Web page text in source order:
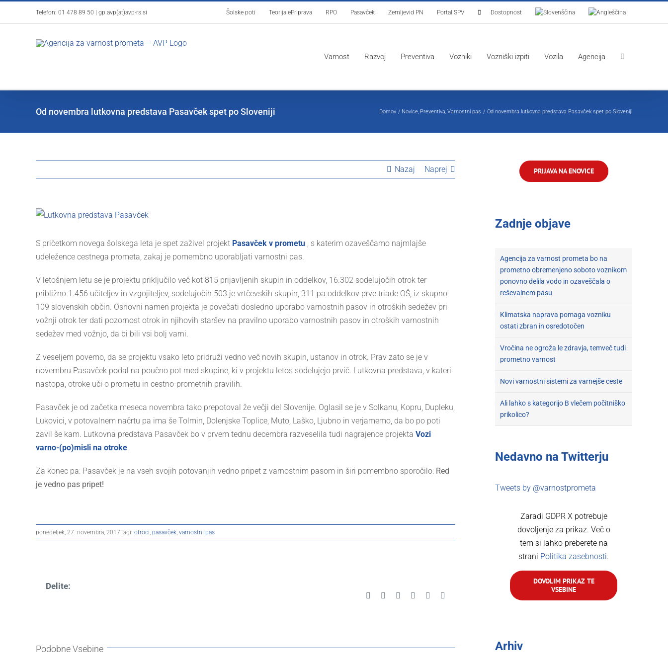
Telefon: 01 478 89 50 gp.avp(at)avp-rs.si Šolske poti Teorija ePriprava RPO Pasavček Zemljevid PN Portal SPV Dostopnost
Varnost Razvoj Preventiva Vozniki Vozniški izpiti Vozila Agencija
Od novembra lutkovna predstava Pasavček spet po Sloveniji Domov Novice Preventiva Varnostni pas Od novembra lutkovna predstava Pasavček spet po Sloveniji
Nazaj Naprej
View
Image
S pričetkom novega šolskega leta je spet zaživel projekt Pasavček v prometu , s katerim ozaveščamo najmlajše
udeležence cestnega prometa, zakaj je pomembno uporabljati varnostni pas.
V letošnjem letu se je projektu priključilo več kot 815 prijavljenih skupin in oddelkov, 16.302 sodelujočih otrok ter
približno 1.456 učiteljev in vzgojiteljev, sodelujočih 503 je vrtčevskih skupin, 311 pa oddelkov prve triade OŠ, iz skupno
109 slovenskih občin. Osnovni namen projekta je povečati dosledno uporabo varnostnih pasov in otroških sedežev pri
vožnji otrok ter dati pozornost otrok in njihovih staršev na pravilno uporabo varnostnih pasov in otroških varnostnih
sedežev med vožnjo, da bi bili vsi bolj varni.
Z veseljem povemo, da se projektu vsako leto pridruži vedno več novih skupin, ustanov in otrok. Prav zato se je v
novembru Pasavček podal na poučno pot med skupine, ki v projektu letos sodelujejo prvič. Lutkovna predstava, v kateri
nastopa, otroke uči o prometu in cestno-prometnih pravilih.
Pasavček je od začetka meseca novembra tako prepotoval že večji del Slovenije. Oglasil se je v Solkanu, Kopru, Dupleku,
Lukovici, v potovalnem načrtu pa ima še Tolmin, Dolenjske Toplice, Muto, Laško, Ljubno in verjamemo, da bo po poti
zavil še kam. Lutkovna predstava Pasavček bo v prvem tednu decembra razveselila tudi nagrajence projekta Vozi
varno-(po)misli na otroke.
Za konec pa: Pasavček je na vseh svojih potovanjih vedno pripet z varnostnim pasom in širi pomembno sporočilo: Red
je vedno pas pripet!
ponedeljek, 27. novembra, 2017Tagi: otroci, pasavček, varnostni pas
Delite:
Facebook Reddit LinkedInPinterest
Podobne Vsebine
PRIJAVA NA ENOVICE
Zadnje objave
Agencija za varnost prometa bo na
prometno obremenjeno soboto voznikom
ponovno delila vodo in ozaveščala o
reševalnem pasu
Klimatska naprava pomaga vozniku
ostati zbran in osredotočen
Vročina ne ogroža le zdravja, temveč tudi
prometno varnost
Novi varnostni sistemi za varnejše ceste
Ali lahko s kategorijo B vlečem počitniško
prikolico?
Nedavno na Twitterju
Tweets by @varnostprometa
Zaradi GDPR X potrebuje
dovoljenje za prikaz. Več o
tem si lahko preberete na
strani Politika zasebnosti.
DOVOLIM PRIKAZ TE
VSEBINE
Arhiv